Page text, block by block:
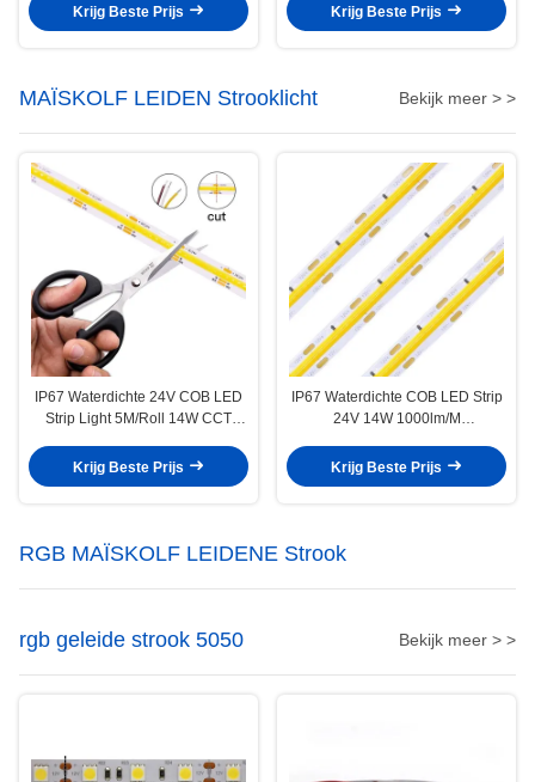
Krijg Beste Prijs
Krijg Beste Prijs
MAÏSKOLF LEIDEN Strooklicht Bekijk meer > >
IP67 Waterdichte 24V COB LED
Strip Light 5M/Roll 14W CCT
Krijg Beste Prijs
IP67 Waterdichte COB LED Strip
24V 14W 1000lm/M
Krijg Beste Prijs
RGB MAÏSKOLF LEIDENE Strook
rgb geleide strook 5050 Bekijk meer > >